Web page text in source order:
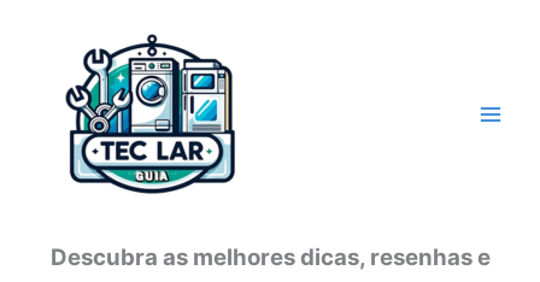
conteúdo
Descubra as melhores dicas, resenhas e